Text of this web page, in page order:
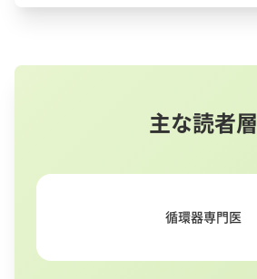
主な読者層
循環器専門医